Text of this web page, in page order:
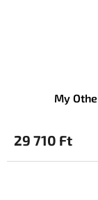
My
29 710 Ft